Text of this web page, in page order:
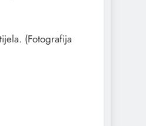
(Fotografija